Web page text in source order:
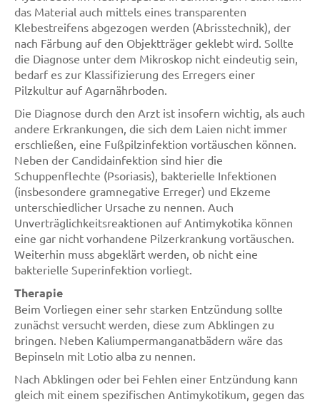
das Material auch mittels eines transparenten
Klebestreifens abgezogen werden (Abrisstechnik), der
nach Färbung auf den Objektträger geklebt wird. Sollte
die Diagnose unter dem Mikroskop nicht eindeutig sein,
bedarf es zur Klassifizierung des Erregers einer
Pilzkultur auf Agarnährboden.
Die Diagnose durch den Arzt ist insofern wichtig, als auch
andere Erkrankungen, die sich dem Laien nicht immer
erschließen, eine Fußpilzinfektion vortäuschen können.
Neben der Candidainfektion sind hier die
Schuppenflechte (Psoriasis), bakterielle Infektionen
(insbesondere gramnegative Erreger) und Ekzeme
unterschiedlicher Ursache zu nennen. Auch
Unverträglichkeitsreaktionen auf Antimykotika können
eine gar nicht vorhandene Pilzerkrankung vortäuschen.
Weiterhin muss abgeklärt werden, ob nicht eine
bakterielle Superinfektion vorliegt.
Therapie
Beim Vorliegen einer sehr starken Entzündung sollte
zunächst versucht werden, diese zum Abklingen zu
bringen. Neben Kaliumpermanganatbädern wäre das
Bepinseln mit Lotio alba zu nennen.
Nach Abklingen oder bei Fehlen einer Entzündung kann
gleich mit einem spezifischen Antimykotikum, gegen das